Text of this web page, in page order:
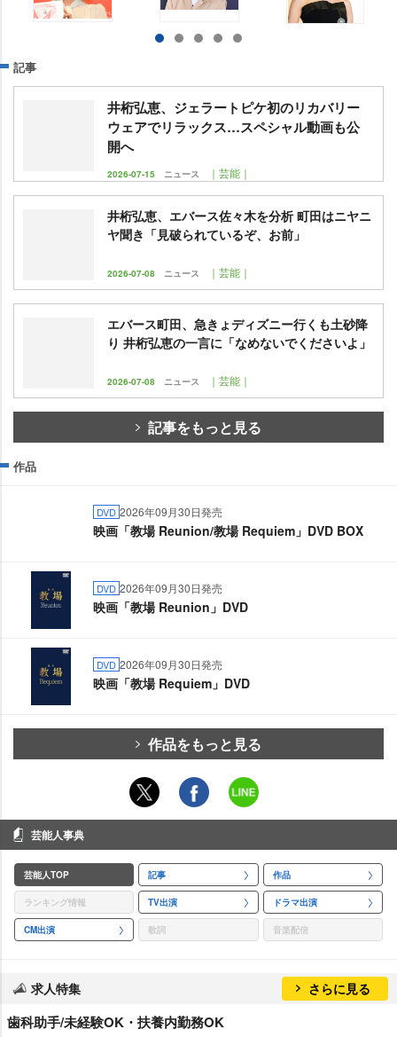
記事
井桁弘恵、ジェラートピケ初のリカバリー
ウェアでリラックス…スペシャル動画も公
開へ
2026-07-15 ニュース ｜芸能｜
井桁弘恵、エバース佐々木を分析 町田はニヤニ
ヤ聞き「見破られているぞ、お前」
2026-07-08 ニュース ｜芸能｜
エバース町田、急きょディズニー行くも土砂降
り 井桁弘恵の一言に「なめないでくださいよ」
2026-07-08 ニュース ｜芸能｜
記事をもっと見る
作品
DVD 2026年09月30日発売
映画「教場 Reunion/教場 Requiem」DVD BOX
DVD 2026年09月30日発売
映画「教場 Reunion」DVD
DVD 2026年09月30日発売
映画「教場 Requiem」DVD
作品をもっと見る
芸能人事典
芸能人TOP 記事 作品
ランキング情報 TV出演 ドラマ出演
CM出演 歌詞 音楽配信
求人特集 さらに見る
歯科助手/未経験OK・扶養内勤務OK